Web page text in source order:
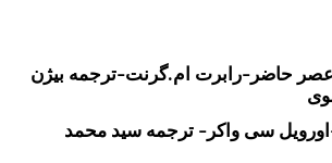
–رابرت ام گرنت –ترجمه بیژن
واکر–ترجمه سید محمد